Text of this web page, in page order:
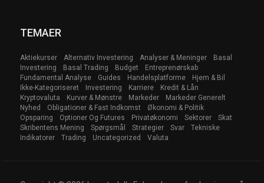
TEMAER
Aktiekurser Alternativ Investering Analyser & Meninger
Basal
Investering
Basal Trading Budget
Entreprenørskab
Fundamental Analyse
Guides Handelsplatforme
Hjem & Bil
Ikke-Kategoriseret
Investering Karriere
Kredit & Lån
Kryptovaluta
Kurver & Mønstre Markeder
Markeder Generelt
Nyhed
Obligationer & Fast Indkomst
Økonomi & Politik
Opsparing
Optioner Og Futures Privatøkonomi Sektorer
Skat
Skribentens Mening
Spørgsmål Strategier Svar
Tekniske
Indikatorer
Trading Uncategorized Valuta